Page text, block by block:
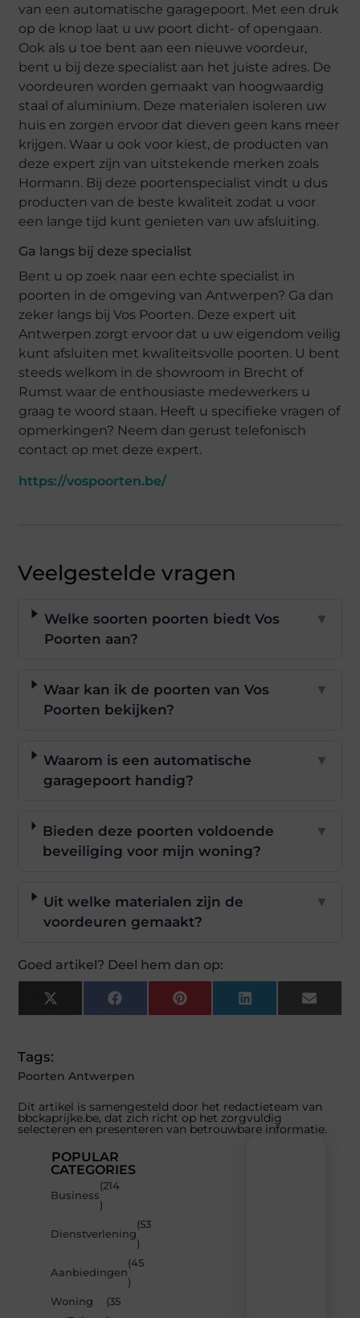
van een automatische garagepoort. Met een druk
op de knop laat u uw poort dicht- of opengaan.
Ook als u toe bent aan een nieuwe voordeur,
bent u bij deze specialist aan het juiste adres. De
voordeuren worden gemaakt van hoogwaardig
staal of aluminium. Deze materialen isoleren uw
huis en zorgen ervoor dat dieven geen kans meer
krijgen. Waar u ook voor kiest, de producten van
deze expert zijn van uitstekende merken zoals
Hormann. Bij deze poortenspecialist vindt u dus
producten van de beste kwaliteit zodat u voor
een lange tijd kunt genieten van uw afsluiting.
Ga langs bij deze specialist
Bent u op zoek naar een echte specialist in
poorten in de omgeving van Antwerpen? Ga dan
zeker langs bij Vos Poorten. Deze expert uit
Antwerpen zorgt ervoor dat u uw eigendom veilig
kunt afsluiten met kwaliteitsvolle poorten. U bent
steeds welkom in de showroom in Brecht of
Rumst waar de enthousiaste medewerkers u
graag te woord staan. Heeft u specifieke vragen of
opmerkingen? Neem dan gerust telefonisch
contact op met deze expert.
https://vospoorten.be/
Veelgestelde vragen
Welke soorten poorten biedt Vos
Poorten aan?
▼
Waar kan ik de poorten van Vos
Poorten bekijken?
▼
Waarom is een automatische
garagepoort handig?
▼
Bieden deze poorten voldoende
beveiliging voor mijn woning?
▼
Uit welke materialen zijn de
voordeuren gemaakt?
▼
Goed artikel? Deel hem dan op:
X
(Twitter)
FacebookPinterestLinkedInEmail
Tags:
Poorten Antwerpen
Dit artikel is samengesteld door het redactieteam van
bbckaprijke.be, dat zich richt op het zorgvuldig
selecteren en presenteren van betrouwbare informatie.
POPULAR
CATEGORIES
Business
(214
)
Dienstverlening
(53
)
Aanbiedingen
(45
)
Woning
(35